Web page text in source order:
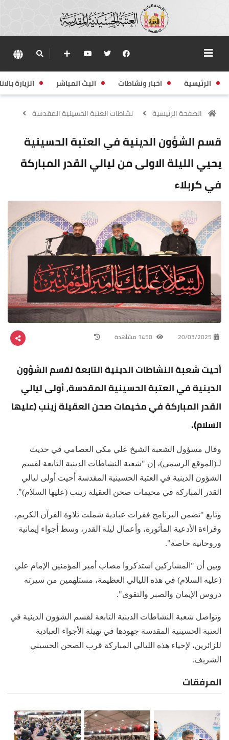
الرئيسية اخبار ونشاطات البث المباشر الزيارة
الصفحة الرئيسية نشاطات العتبة الحسينية المقدسة
قسم الشؤون الدينية في العتبة الحسينية
يحيي الليلة الاولى من ليالي القدر المباركة
في كربلاء
20/03/2025
أحيت شعبة النشاطات الدينية التابعة لقسم الشؤون
الدينية في العتبة الحسينية المقدسة، أولى ليالي
القدر المباركة في مخيمات صحن العقيلة زينب (عليها
السلام).
وقال مسؤول الشعبة الشيخ علي مكي العصامي في حديث
لـ(الموقع الرسمي)، إن "شعبة النشاطات الدينية التابعة لقسم
الشؤون الدينية في العتبة الحسينية المقدسة أحيت أولى ليالي
القدر المباركة في مخيمات صحن العقيلة زينب (عليها السلام)".
وتابع "تضمن البرنامج فقرات عبادية شملت تلاوة القرآن الكريم،
وقراءة الأدعية المأثورة، وأعمال ليلة القدر، وسط أجواء إيمانية
وروحانية خاصة".
وبين أن "المشاركين استذكروا مصاب أمير المؤمنين الإمام علي
(عليه السلام) في هذه الليالي العظيمة، مستلهمين من سيرته
دروس الإيمان والصبر والتقوى".
وتواصل شعبة النشاطات الدينية التابعة لقسم الشؤون الدينية في
العتبة الحسينية المقدسة جهودها في تهيئة الأجواء العبادية
للزائرين، لإحياء هذه الليالي المباركة قرب الصحن الحسيني
الشريف.
المرفقات